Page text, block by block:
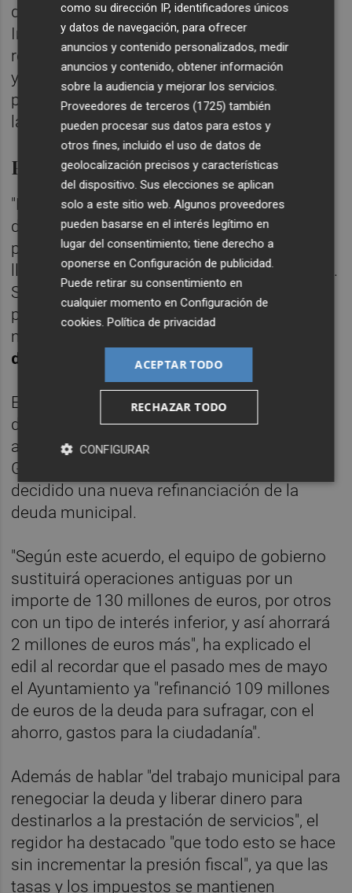
de un 50% sobre el Impuesto de Bienes
Inmuebles ( IBI), que se aplicará a los
recintos que albergan propuestas escénicas
y programan, al menos, un tercio de su
programación en valenciano, "para impulsar
la actividad cultural y el uso de esta lengua".
Pago fraccionado
"Entre las novedades de carácter general
destaca la medida adoptada para facilitar el
pago fraccionado que, hasta ahora, se podía
llevar a cabo ‘a la carta’ pero sin bonificación.
Si bien, a partir de ahora si se ajusta a unos
periodos establecidos, también podrá
mantener la
domiciliación
", ha aclarado Vilar.
El concejal de Hacienda, Ramón
dado cuenta hoy de estas modificaciones
aprobadas en la reunión de la Junta de
Gobierno Local, en la que también se ha
decidido una nueva refinanciación de la
deuda municipal.
"Según este acuerdo, el equipo de gobierno
sustituirá operaciones antiguas por un
importe de 130 millones de euros, por otros
con un tipo de interés inferior, y así ahorrará
2 millones de euros más", ha explicado el
edil al recordar que el pasado mes de mayo
el Ayuntamiento ya "refinanció 109 millones
de euros de la deuda para sufragar, con el
ahorro, gastos para la ciudadanía".
Además de hablar "del trabajo municipal para
renegociar la deuda y liberar dinero para
destinarlos a la prestación de servicios", el
regidor ha destacado "que todo esto se hace
sin incrementar la presión fiscal", ya que las
tasas y los impuestos se mantienen
como su dirección IP, identificadores únicos
y datos de navegación, para ofrecer
anuncios y contenido personalizados, medir
anuncios y contenido, obtener información
sobre la audiencia y mejorar los servicios.
Proveedores de terceros (1725) también
pueden procesar sus datos para estos y
otros fines, incluido el uso de datos de
geolocalización precisos y características
del dispositivo. Sus elecciones se aplican
solo a este sitio web. Algunos proveedores
pueden basarse en el interés legítimo en
lugar del consentimiento; tiene derecho a
oponerse enConfiguración de publicidad.
Puede retirar su consentimiento en
cualquier momento enConfiguración de
cookies.Política de privacidad
ACEPTAR TODO
RECHAZAR TODO
CONFIGURAR